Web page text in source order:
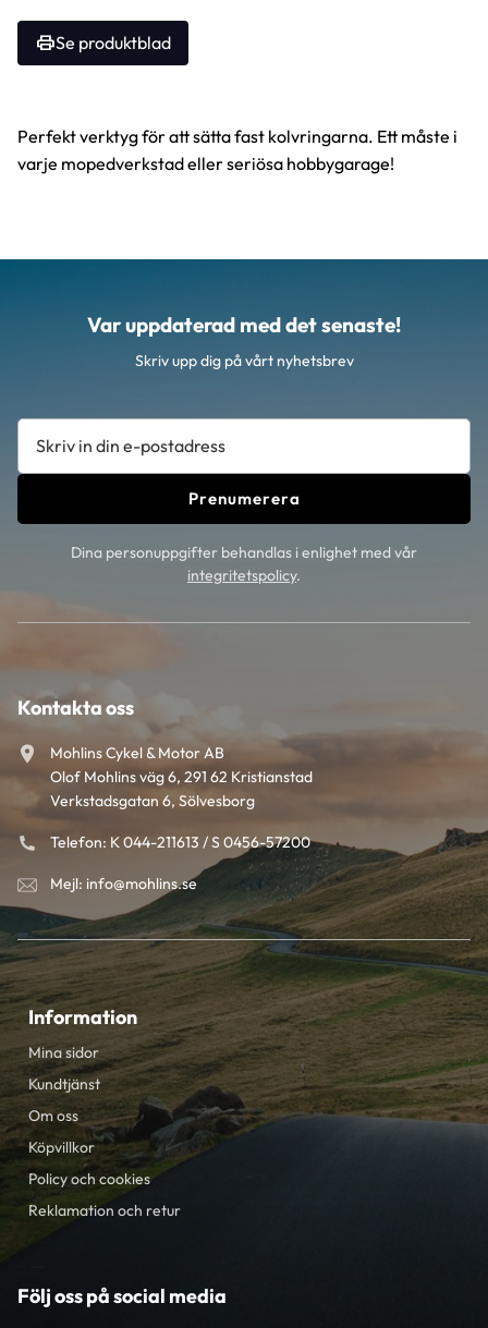
Se produktblad
Perfekt verktyg för att sätta fast kolvringarna. Ett måste i
varje mopedverkstad eller seriösa hobbygarage!
Var uppdaterad med det senaste!
Skriv upp dig på vårt nyhetsbrev
Prenumerera
Dina personuppgifter behandlas i enlighet med vår
integritetspolicy.
Kontakta oss
Mohlins Cykel & Motor AB
Olof Mohlins väg 6, 291 62 Kristianstad
Verkstadsgatan 6, Sölvesborg
Telefon: K 044-211613 / S 0456-57200
Mejl: info@mohlins.se
Information
Mina sidor
Kundtjänst
Om oss
Köpvillkor
Policy och cookies
Reklamation och retur
Följ oss på social media